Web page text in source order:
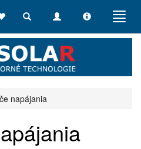
Toggle
Toggle
Toggle
napájania